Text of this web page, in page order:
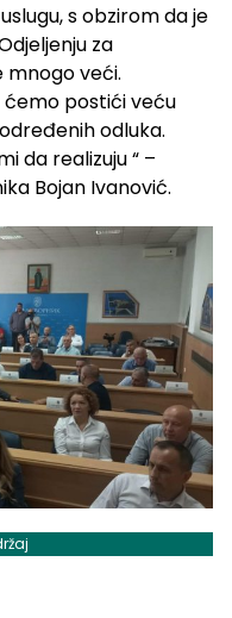
s obzirom da je
za
veći.
postići veću
odluka.
da realizuju “ –
Bojan Ivanović.